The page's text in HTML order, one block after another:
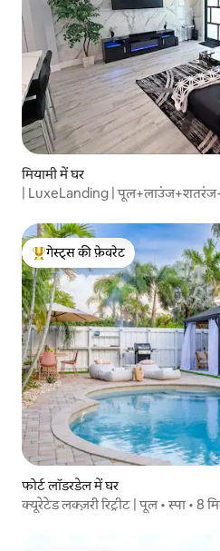
मियामी में घर
| LuxeLanding |
गेस्ट्स का टॉप फ़ेवरेट
गेस्ट्स की फ़ेवरेट
फोर्ट लॉडरडेल में घर
क्यूरेटेड लक्ज़री रिट्रीट | पूल • स्पा • 8